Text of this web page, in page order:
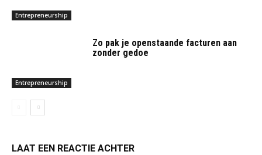
Entrepreneurship
Entrepreneurship
Zo pak je openstaande facturen aan
zonder gedoe
LAAT EEN REACTIE ACHTER